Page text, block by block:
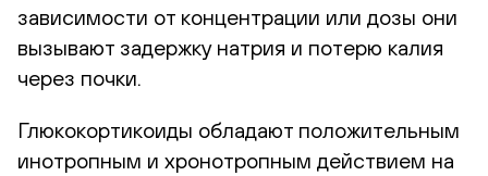
зависимости от концентрации или дозы они
вызывают задержку натрия и потерю калия
через почки.
Глюкокортикоиды обладают положительным
инотропным и хронотропным действием на